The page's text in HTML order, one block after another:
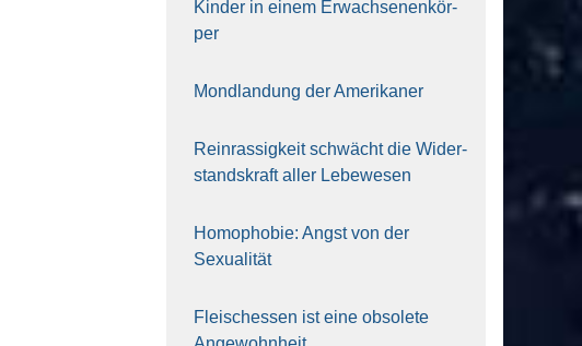
Kin­der in einem Erwach­se­nen­kör­
per
Mond­lan­dung der Ame­ri­ka­ner
Rein­ras­sig­keit schwächt die Wider­
stands­kraft aller Lebe­we­sen
Homo­pho­bie: Angst von der
Sexua­li­tät
Fleisch­essen ist eine obso­le­te